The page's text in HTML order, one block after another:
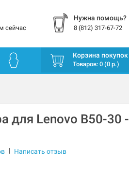
сейчас
Нужна помощь?
8 (812) 317-67-72
Корзина покупок
Товаров: 0 (0 р.)
для Lenovo B50-30 -
| Написать отзыв